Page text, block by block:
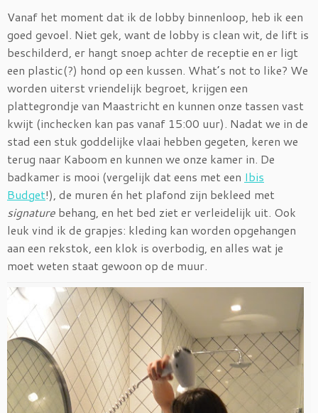
Vanaf het moment dat ik de lobby binnenloop, heb ik een
goed gevoel. Niet gek, want de lobby is clean wit, de lift is
beschilderd, er hangt snoep achter de receptie en er ligt
een plastic(?) hond op een kussen. What’s not to like? We
worden uiterst vriendelijk begroet, krijgen een
plattegrondje van Maastricht en kunnen onze tassen vast
kwijt (inchecken kan pas vanaf 15:00 uur). Nadat we in de
stad een stuk goddelijke vlaai hebben gegeten, keren we
terug naar Kaboom en kunnen we onze kamer in. De
badkamer is mooi (vergelijk dat eens met een Ibis
Budget!), de muren én het plafond zijn bekleed met
signature behang, en het bed ziet er verleidelijk uit. Ook
leuk vind ik de grapjes: kleding kan worden opgehangen
aan een rekstok, een klok is overbodig, en alles wat je
moet weten staat gewoon op de muur.